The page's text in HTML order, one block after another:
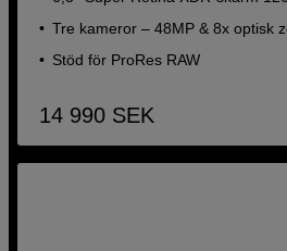
Tre kameror – 48MP & 8x optisk
Stöd för ProRes RAW
14 990 SEK